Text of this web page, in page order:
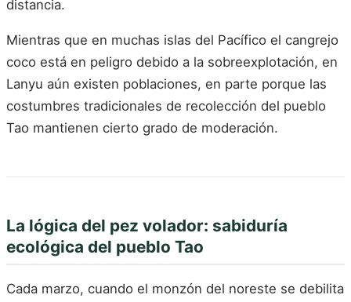
distancia.
Mientras que en muchas islas del Pacífico el cangrejo
coco está en peligro debido a la sobreexplotación, en
Lanyu aún existen poblaciones, en parte porque las
costumbres tradicionales de recolección del pueblo
Tao mantienen cierto grado de moderación.
La lógica del pez volador: sabiduría
ecológica del pueblo Tao
Cada marzo, cuando el monzón del noreste se debilita